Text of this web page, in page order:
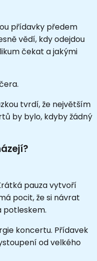
přídavky předem
vědí, kdy odejdou
čekat a jakými
tvrdí, že největším
by bylo, kdyby žádný
pauza vytvoří
pocit, že si návrat
potleskem.
koncertu. Přídavek
od velkého